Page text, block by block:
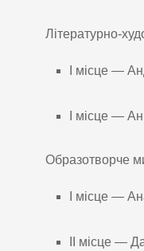
Літературно-
І місце —
І місце —
Образотворче
І місце —
ІІ місце —